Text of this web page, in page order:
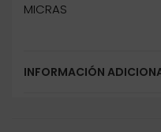
MICRAS
INFORMACIÓN